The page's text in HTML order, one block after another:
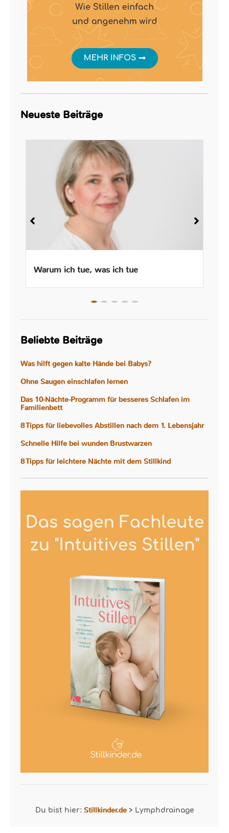
Neueste Beiträge
Warum ich tue, was ich tue
Beliebte Beiträge
Was hilft gegen kalte Hände bei Babys?
Ohne Saugen einschlafen lernen
Das 10-Nächte-Programm für besseres Schlafen im
Familienbett
8 Tipps für liebevolles Abstillen nach dem 1. Lebensjahr
Schnelle Hilfe bei wunden Brustwarzen
8 Tipps für leichtere Nächte mit dem Stillkind
Du bist hier: Stillkinder.de> Lymphdrainage